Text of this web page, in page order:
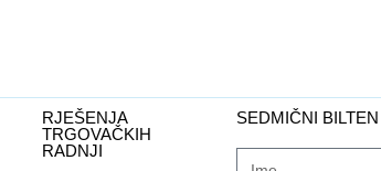
RJEŠENJA
TRGOVAČKIH
RADNJI
SEDMIČNI BILTEN